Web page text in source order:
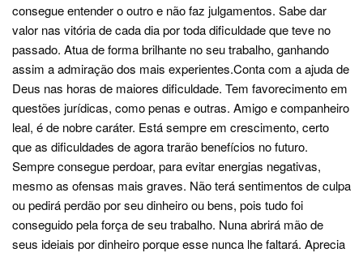
consegue entender o outro e não faz julgamentos. Sabe dar
valor nas vitória de cada dia por toda dificuldade que teve no
passado. Atua de forma brilhante no seu trabalho, ganhando
assim a admiração dos mais experientes.Conta com a ajuda de
Deus nas horas de maiores dificuldade. Tem favorecimento em
questões jurídicas, como penas e outras. Amigo e companheiro
leal, é de nobre caráter. Está sempre em crescimento, certo
que as dificuldades de agora trarão benefícios no futuro.
Sempre consegue perdoar, para evitar energias negativas,
mesmo as ofensas mais graves. Não terá sentimentos de culpa
ou pedirá perdão por seu dinheiro ou bens, pois tudo foi
conseguido pela força de seu trabalho. Nuna abrirá mão de
seus ideiais por dinheiro porque esse nunca lhe faltará. Aprecia